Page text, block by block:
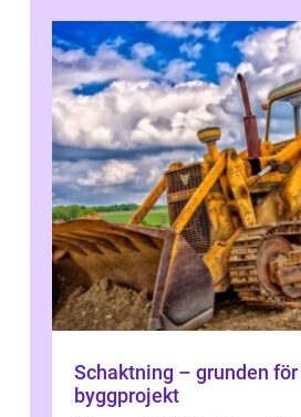
Schaktning – grunden
byggprojekt